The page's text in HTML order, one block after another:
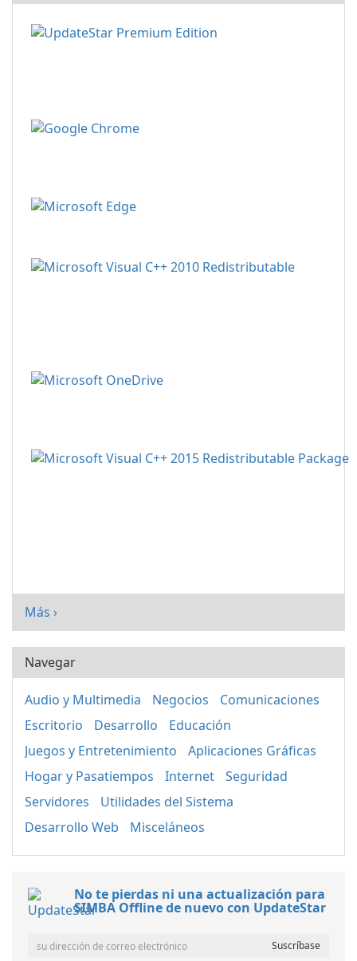
Más ›
Navegar
Audio y Multimedia Negocios
Comunicaciones
Escritorio
Desarrollo
Educación
Juegos y Entretenimiento
Aplicaciones Gráficas
Hogar y Pasatiempos
Internet
Seguridad
Servidores
Utilidades del Sistema
Desarrollo Web
Misceláneos
No te pierdas ni una actualización para
SIMBA Offline de nuevo con UpdateStar